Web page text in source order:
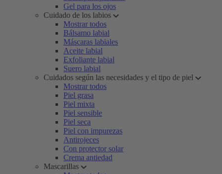
Gel para los ojos
Cuidado de los labios
Mostrar todos
Bálsamo labial
Máscaras labiales
Aceite labial
Exfoliante labial
Suero labial
Cuidados según las necesidades y el tipo de piel
Mostrar todos
Piel grasa
Piel mixta
Piel sensible
Piel seca
Piel con impurezas
Antirojeces
Con protector solar
Crema antiedad
Mascarillas